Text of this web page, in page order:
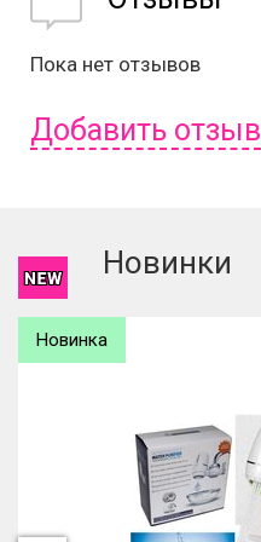
Пока нет отзывов
Добавить отзыв
Новинки
Новинка